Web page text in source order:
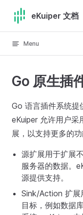
Skip to content
eKuiper 文档
Menu
Go 原生插
Go 语言插件系统提
eKuiper 允许用户
展，以支持更多的功
源扩展用于扩展
服务器的数据。
源提供支持。
Sink/Action 扩展
目标，例如数据